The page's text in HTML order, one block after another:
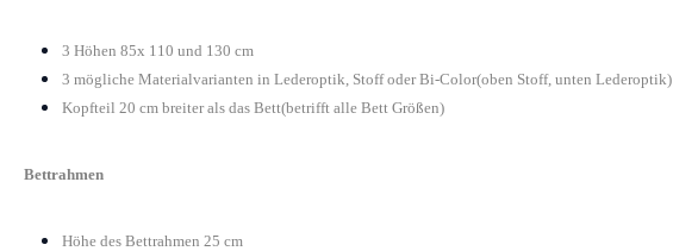
3 Höhen 85x 110 und 130 cm
3 mögliche Materialvarianten in Lederoptik, Stoff oder Bi-Color(oben Stoff, unten Lederoptik)
Kopfteil 20 cm breiter als das Bett(betrifft alle Bett Größen)
Bettrahmen
Höhe des Bettrahmen 25 cm